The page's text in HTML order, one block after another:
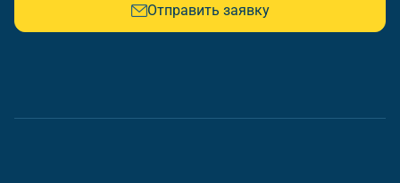
Отправить заявку